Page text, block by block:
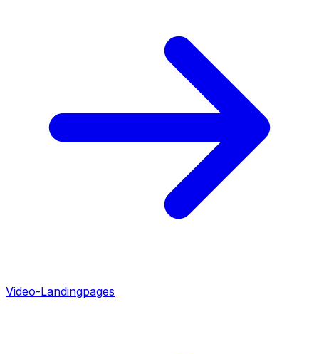
Video-Landingpages